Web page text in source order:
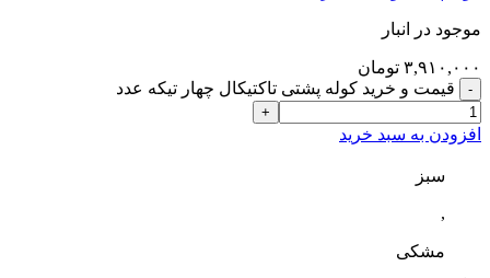
موجود در انبار
۳,۹۱۰,۰۰۰ تومان
قیمت و خرید کوله پشتی تاکتیکال چهار تیکه عدد
افزودن به سبد خرید
سبز
,
مشکی